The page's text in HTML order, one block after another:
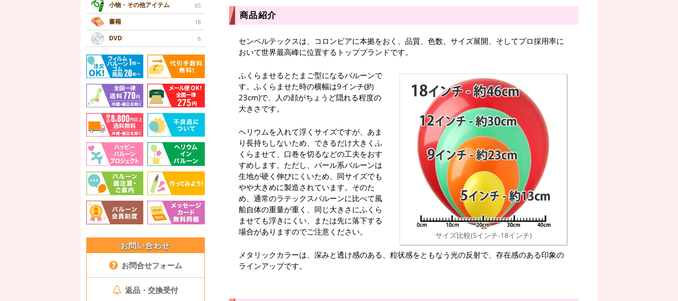
小物・その他アイテム 65
書籍 18
DVD 6
お問い合わせ
お問合せフォーム
返品・交換受付
商品紹介
センペルテックスは、コロンビアに本拠をおく、品質、色数、サイズ展開、そしてプロ採用率に
おいて世界最高峰に位置するトップブランドです。
サイズ比較(5インチ-18インチ)
ふくらませるとたまご型になるバルーンで
す。ふくらませた時の横幅は9インチ(約
23cm)で、人の顔がちょうど隠れる程度の
大きさです。
ヘリウムを入れて浮くサイズですが、あま
り長持ちしないため、できるだけ大きくふ
くらませて、口巻を切るなどの工夫をおす
すめします。ただし、パール系バルーンは
生地が硬く伸びにくいため、同サイズでも
やや大きめに製造されています。そのた
め、通常のラテックスバルーンに比べて風
船自体の重量が重く、同じ大きさにふくら
ませても浮きにくい、または先に落下する
場合がありますのでご注意ください。
メタリックカラーは、深みと透け感のある、粒状感をともなう光の反射で、存在感のある印象の
ラインアップです。